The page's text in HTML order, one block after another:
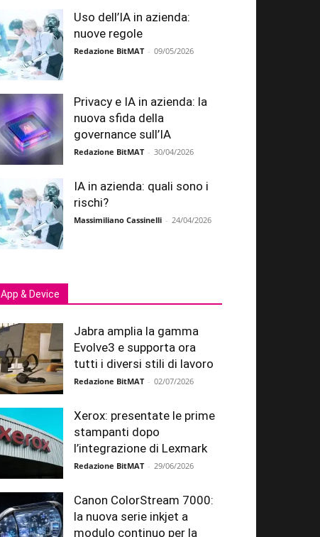
Uso dell’IA in azienda:
nuove regole
Redazione BitMAT - 09/05/2026
Privacy e IA in azienda: la
nuova sfida della
governance sull’IA
Redazione BitMAT - 30/04/2026
IA in azienda: quali sono i
rischi?
Massimiliano Cassinelli - 24/04/2026
App & Device
Jabra amplia la gamma
Evolve3 e supporta ora
tutti i diversi stili di lavoro
Redazione BitMAT - 02/07/2026
Xerox: presentate le prime
stampanti dopo
l’integrazione di Lexmark
Redazione BitMAT - 29/06/2026
Canon ColorStream 7000:
la nuova serie inkjet a
modulo continuo per la